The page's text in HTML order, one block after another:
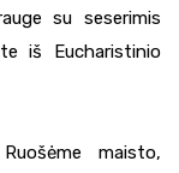
su seserimis
iš Eucharistinio
maisto,